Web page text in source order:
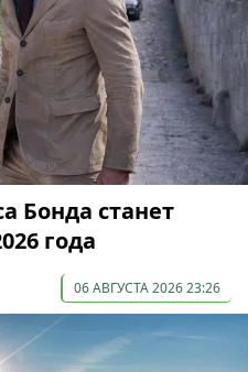
Бонда станет
года
06 АВГУСТА 2026 23:26